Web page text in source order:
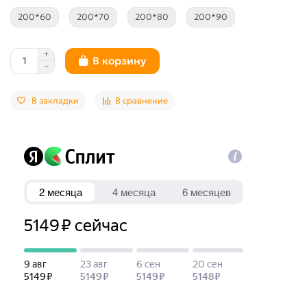
200*60 200*70 200*80 200*90
В корзину
В закладки В сравнение